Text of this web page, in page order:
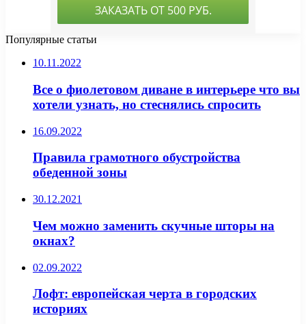
Популярные статьи
10.11.2022
Все о фиолетовом диване в интерьере что вы
хотели узнать, но стеснялись спросить
16.09.2022
Правила грамотного обустройства
обеденной зоны
30.12.2021
Чем можно заменить скучные шторы на
окнах?
02.09.2022
Лофт: европейская черта в городских
историях